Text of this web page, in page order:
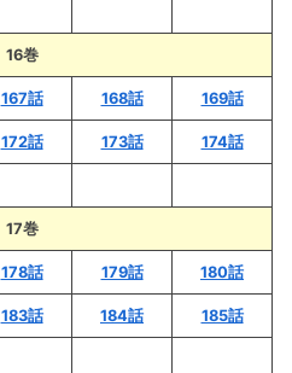
16巻
167話 168話 169話
172話 173話 174話
17巻
178話 179話 180話
183話 184話 185話